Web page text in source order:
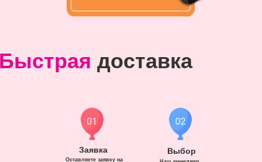
доставка
Заявка
Оставляете заявку на
Выбор